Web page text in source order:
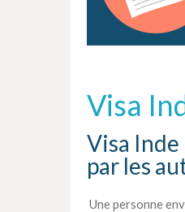
Visa
Visa Inde
par les
Une personne